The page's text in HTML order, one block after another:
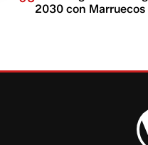
2030 con Marruecos